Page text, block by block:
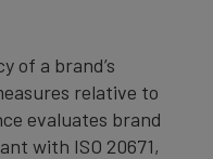
of a brand’s
relative to
evaluates brand
with ISO 20671,